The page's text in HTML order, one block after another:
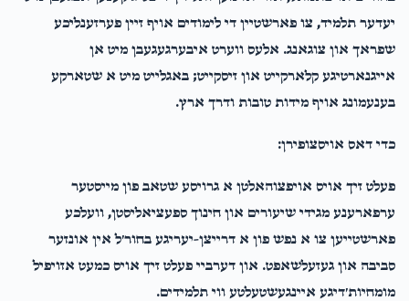
יעדער תלמיד, צו פארשטיין די לימודים אויף זיין פערזענליכע
שפראך און צוגאנג. אלעס ווערט איבערגעגעבן מיט אן
אייגנארטיגע קלארקייט און זיסקייט; באגלייט מיט א שטארקע
בענעמונג אויף מידות טובות ודרך ארץ.
כדי דאס אויסצופירן:
פעלט זיך אויס אויפצוהאלטן א גרויסע שטאב פון מייסטער
ערפארענע מגידי שיעורים און חינוך ספעציאליסטן, וועלכע
פארשטייען צו א נפש פון א דרייצן-יעריגע בחור׳ל אין אונזער
סביבה און געזעלשאפט. און דערביי פעלט זיך אויס כמעט אזויפיל
מומחיות׳דיגע איינגעשטעלטע ווי תלמידים.